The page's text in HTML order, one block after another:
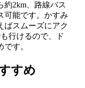
約2km、路線バス
可能です。かすみ
ばスムーズにアク
行けるので、ド
す。
すめ